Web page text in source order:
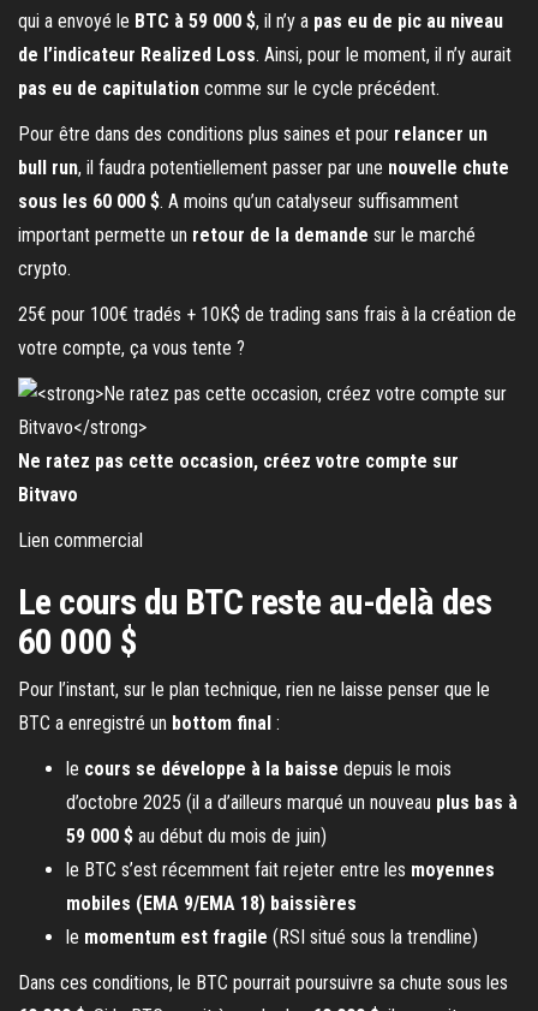
qui a envoyé le BTC à 59 000 $, il n’y a pas eu de pic au niveau
de l’indicateur Realized Loss. Ainsi, pour le moment, il n’y aurait
pas eu de capitulation comme sur le cycle précédent.
Pour être dans des conditions plus saines et pour relancer un
bull run, il faudra potentiellement passer par une nouvelle chute
sous les 60 000 $. A moins qu’un catalyseur suffisamment
important permette un retour de la demande sur le marché
crypto.
25€ pour 100€ tradés + 10K$ de trading sans frais à la création de
votre compte, ça vous tente ?
Ne ratez pas cette occasion, créez votre compte sur
Bitvavo
Lien commercial
Le cours du BTC reste au-delà des
60 000 $
Pour l’instant, sur le plan technique, rien ne laisse penser que le
BTC a enregistré un bottom final :
le cours se développe à la baisse depuis le mois
d’octobre 2025 (il a d’ailleurs marqué un nouveau plus bas à
59 000 $ au début du mois de juin)
le BTC s’est récemment fait rejeter entre les moyennes
mobiles (EMA 9/EMA 18) baissières
le momentum est fragile (RSI situé sous la trendline)
Dans ces conditions, le BTC pourrait poursuivre sa chute sous les